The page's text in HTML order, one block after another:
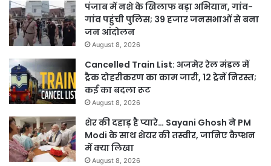
पंजाब में नशे के खिलाफ बड़ा अभियान, गांव-
गांव पहुंची पुलिस; 39 हजार जनसभाओं से बना
जन आंदोलन
August 8, 2026
Cancelled Train List: अजमेर रेल मंडल में
ट्रैक दोहरीकरण का काम जारी, 12 ट्रेनें निरस्त;
कई का बदला रूट
August 8, 2026
शेर की दहाड़ है प्यारे… Sayani Ghosh ने PM
Modi के साथ शेयर की तस्वीर, जानिए कैप्शन
में क्या लिखा
August 8, 2026